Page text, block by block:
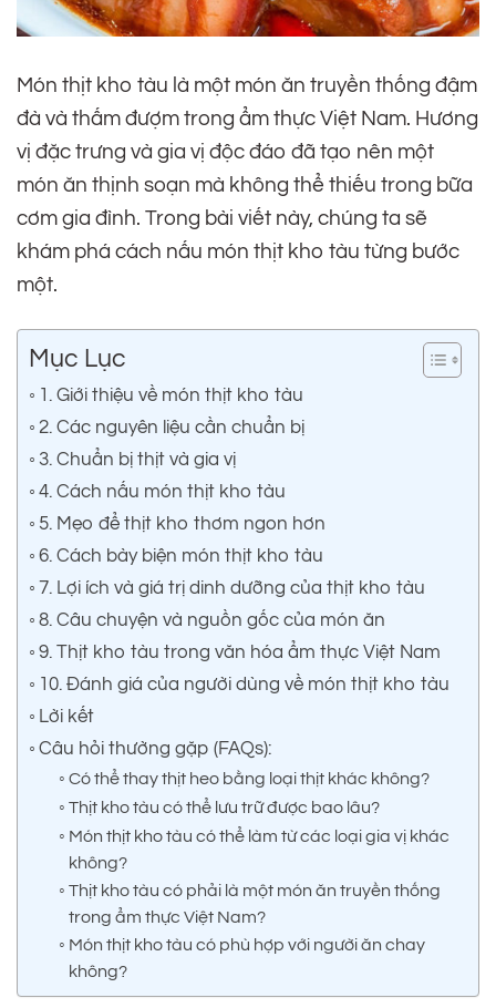
Món thịt kho tàu là một món ăn truyền thống đậm
đà và thấm đượm trong ẩm thực Việt Nam. Hương
vị đặc trưng và gia vị độc đáo đã tạo nên một
món ăn thịnh soạn mà không thể thiếu trong bữa
cơm gia đình. Trong bài viết này, chúng ta sẽ
khám phá cách nấu món thịt kho tàu từng bước
một.
Mục Lục
1. Giới thiệu về món thịt kho tàu
2. Các nguyên liệu cần chuẩn bị
3. Chuẩn bị thịt và gia vị
4. Cách nấu món thịt kho tàu
5. Mẹo để thịt kho thơm ngon hơn
6. Cách bày biện món thịt kho tàu
7. Lợi ích và giá trị dinh dưỡng của thịt kho tàu
8. Câu chuyện và nguồn gốc của món ăn
9. Thịt kho tàu trong văn hóa ẩm thực Việt Nam
10. Đánh giá của người dùng về món thịt kho tàu
Lời kết
Câu hỏi thường gặp (FAQs):
Có thể thay thịt heo bằng loại thịt khác không?
Thịt kho tàu có thể lưu trữ được bao lâu?
Món thịt kho tàu có thể làm từ các loại gia vị khác
không?
Thịt kho tàu có phải là một món ăn truyền thống
trong ẩm thực Việt Nam?
Món thịt kho tàu có phù hợp với người ăn chay
không?